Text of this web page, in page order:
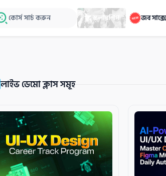
কোর্স সার্চ করুন স্কলারশিপ জব
লাইভ ডেমো ক্লাস সমূহ